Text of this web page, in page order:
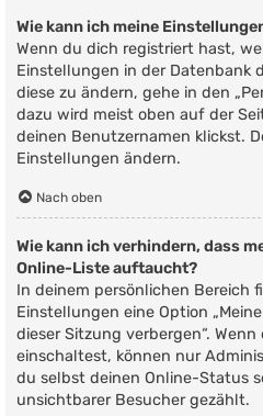
Wie kann ich meine
Wenn du dich registriert hast,
Einstellungen in der Datenbank
diese zu ändern, gehe in den
dazu wird meist oben auf der
deinen Benutzernamen klickst.
Einstellungen ändern.
Nach oben
Wie kann ich verhindern, dass
Online-Liste auftaucht?
In deinem persönlichen Bereich
Einstellungen eine Option
dieser Sitzung verbergen“.
einschaltest, können nur
du selbst deinen Online-Status
unsichtbarer Besucher gezählt.